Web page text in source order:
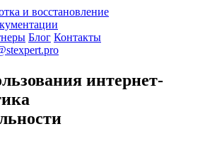
и восстановление
Блог Контакты
интернет-